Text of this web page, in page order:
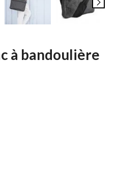
à bandoulière